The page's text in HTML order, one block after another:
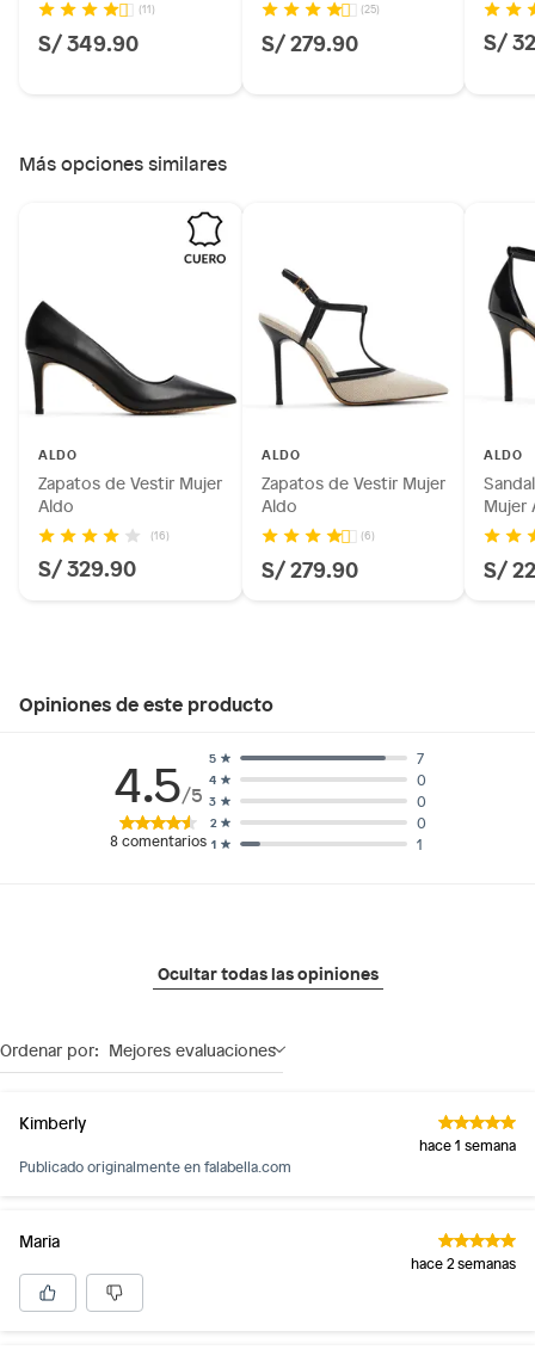
(11)
S/ 349.90
(25)
S/ 279.90 S/
Más opciones similares
ALDO
Zapatos de Vestir Mujer
Aldo
(16)
S/ 329.90
ALDO
Zapatos de Vestir Mujer
Aldo
(6)
S/ 279.90
ALDO
Mujer
S/
Opiniones de este producto
4.5/5
8 comentarios 1 1
2 0
3 0
4 0
5 7
Ocultar todas las opiniones
Ordenar por: Mejores evaluaciones
Kimberly
hace 1 semana
Publicado originalmente enfalabella.com
Maria
hace 2 semanas